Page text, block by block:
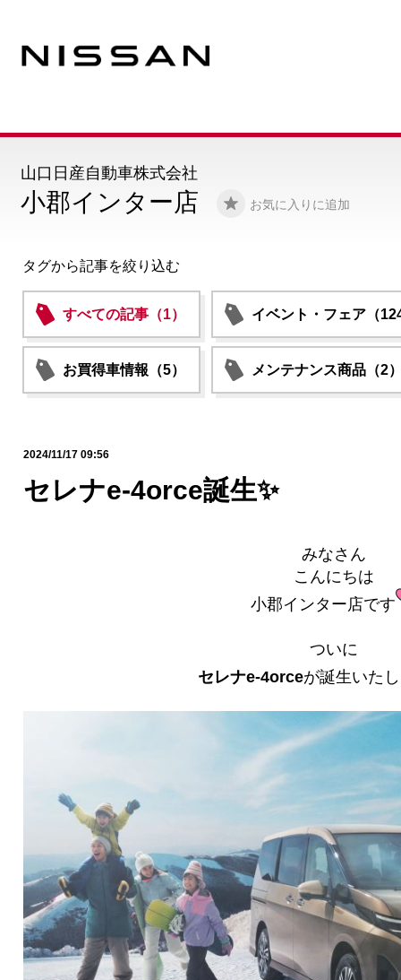
小郡インター店 お気に入りに追加
山口日産自動車株式会社
タグから記事を絞り込む
すべての記事（1） イベント・フェア（
お買得車情報（5） メンテナンス商品（2
2024/11/17 09:56
セレナe-4orce誕生✨
みなさん
こんにちは
小郡インター店です
ついに
セレナe-4orceが誕生いた